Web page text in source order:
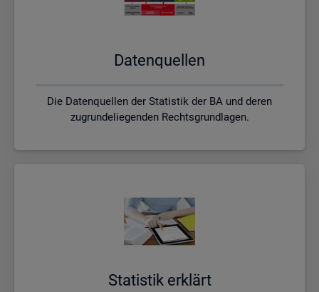
Da­ten­quel­len
Die Datenquellen der Statistik der BA und deren
zugrundeliegenden Rechtsgrundlagen.
Sta­tis­tik er­klärt